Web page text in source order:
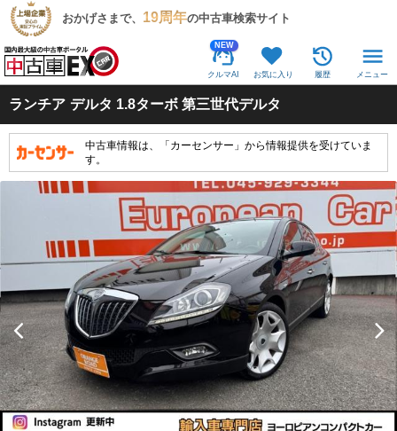
おかげさまで、 19周年の中古車検索サイト
NEW
クルマAI お気に入り 履歴 メニュー
ランチア デルタ 1.8ターボ 第三世代デルタ
中古車情報は、「カーセンサー」から情報提供を受けていま
す。